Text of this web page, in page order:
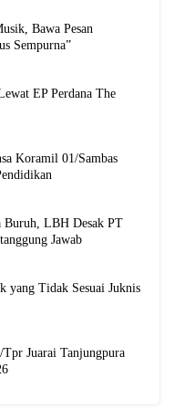
Bawa Pesan
Sempurna”
EP Perdana The
Koramil 01/Sambas
Buruh, LBH Desak PT
Jawab
yang Tidak Sesuai Juknis
Juarai Tanjungpura